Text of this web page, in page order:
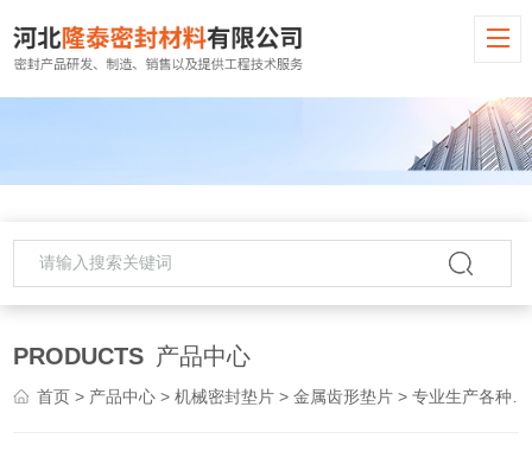
PRODUCTS 产品中心
首页 > 产品中心 >机械密封垫片 >金属齿形垫片 > 专业生产各种材质金属齿形垫 法兰垫片